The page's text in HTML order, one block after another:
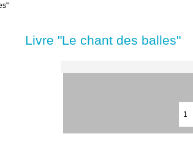
Livre "Le chant des balles"